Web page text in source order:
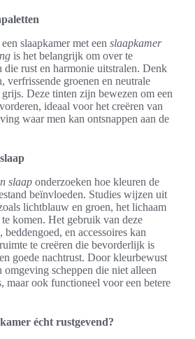
slaapkamer met een slaapkamer
is het belangrijk om over te
die rust en harmonie uitstralen. Denk
verfrissende groenen en neutrale
Deze tinten zijn bewezen om een
ideaal voor het creëren van
waar men kan ontsnappen aan de
slaap onderzoeken hoe kleuren de
beïnvloeden. Studies wijzen uit
lichtblauw en groen, het lichaam
komen. Het gebruik van deze
en accessoires kan
te creëren die bevorderlijk is
goede nachtrust. Door kleurbewust
omgeving scheppen die niet alleen
maar ook functioneel voor een betere
écht rustgevend?